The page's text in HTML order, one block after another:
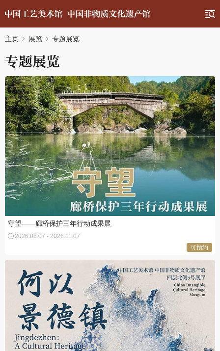
主页 展览 专题展览
专题展览
守望——廊桥保护三年行动成果展
2026.08.07 - 2026.11.07